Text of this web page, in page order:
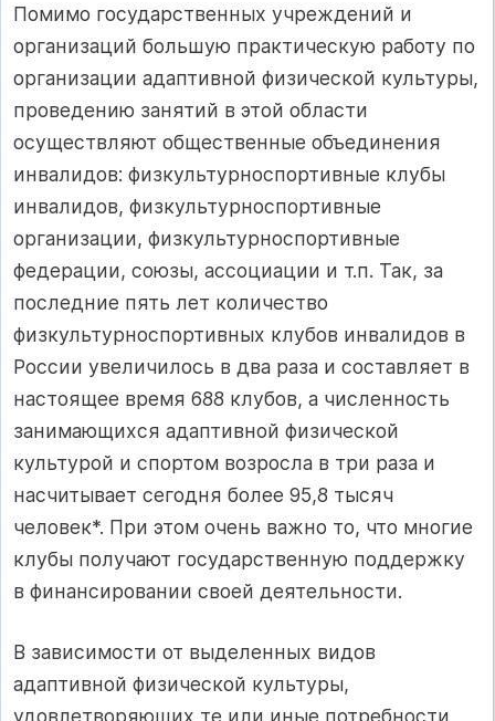
Помимо государственных учреждений и
организаций большую практическую работу по
организации адаптивной физической культуры,
проведению занятий в этой области
осуществляют общественные объединения
инвалидов: физкультурноспортивные клубы
инвалидов, физкультурноспортивные
организации, физкультурноспортивные
федерации, союзы, ассоциации и т.п. Так, за
последние пять лет количество
физкультурноспортивных клубов инвалидов в
России увеличилось в два раза и составляет в
настоящее время 688 клубов, а численность
занимающихся адаптивной физической
культурой и спортом возросла в три раза и
насчитывает сегодня более 95,8 тысяч
человек*. При этом очень важно то, что многие
клубы получают государственную поддержку
в финансировании своей деятельности.
В зависимости от выделенных видов
адаптивной физической культуры,
удовлетворяющих те или иные потребности